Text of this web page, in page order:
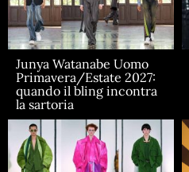
Junya Watanabe Uomo
Primavera/Estate 2027:
quando il bling incontra
la sartoria